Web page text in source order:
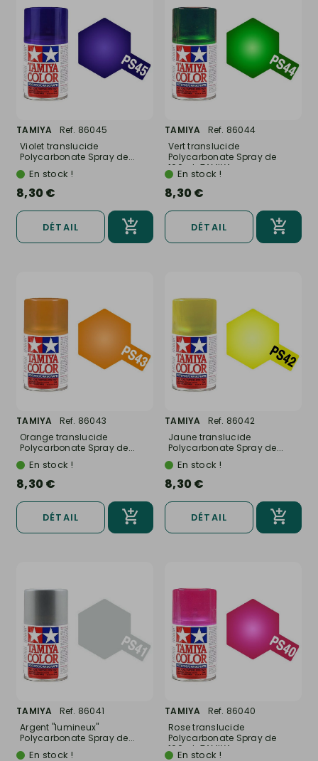
TAMIYA
Ref. 86045
Violet translucide
Polycarbonate Spray de...
En stock !
8,30 €
DÉTAIL
TAMIYA
Ref. 86044
Vert translucide
Polycarbonate Spray de
100ml-TAMIYA...
En stock !
8,30 €
DÉTAIL
TAMIYA
Ref. 86043
Orange translucide
Polycarbonate Spray de...
En stock !
8,30 €
DÉTAIL
TAMIYA
Ref. 86042
Jaune translucide
Polycarbonate Spray de...
En stock !
8,30 €
DÉTAIL
TAMIYA
Ref. 86041
Argent "lumineux"
Polycarbonate Spray de...
En stock !
TAMIYA
Ref. 86040
Rose translucide
Polycarbonate Spray de
100ml-TAMIYA...
En stock !